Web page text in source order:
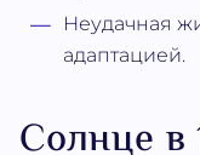
Неудачная
адаптацией.
Солнце в